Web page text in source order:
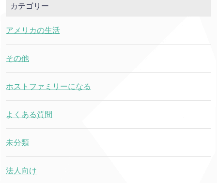
カテゴリー
アメリカの生活
その他
ホストファミリーになる
よくある質問
未分類
法人向け